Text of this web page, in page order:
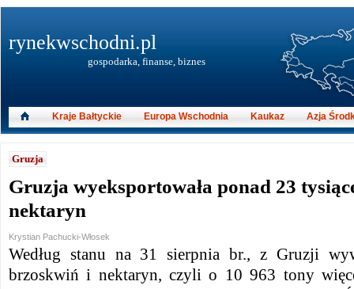
Gruzja
Gruzja wyeksportowała ponad 23
nektaryn
Krystian Pachucki-Włosek
Według stanu na 31 sierpnia br., z Gruzji
brzoskwiń i nektaryn, czyli o 10 963 tony
rynekwschodni.pl
gospodarka, finanse, biznes
Kraje Bałtyckie Europa Wschodnia Kaukaz Azja